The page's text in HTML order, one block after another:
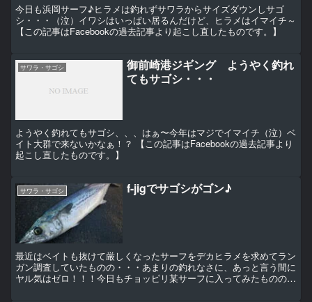
今日も浜岡サーフ♪ヒラメは釣れずサワラからサイズダウンしサゴ
シ・・・（泣）イワシはいっぱい居るんだけど、ヒラメはイマイチ～
【この記事はFacebookの過去記事より起こし直したものです。】
サワラ・サゴシ
御前崎港ジギング ようやく釣れ
てもサゴシ・・・
ようやく釣れてもサゴシ、、、はぁ〜今年はマジでイマイチ（泣）ベ
イト大群で来ないかなぁ！？ 【この記事はFacebookの過去記事より
起こし直したものです。】
サワラ・サゴシ f-jigでサゴシがゴン♪
最近はベイトも抜けて厳しくなったサーフをデカヒラメを求めてラン
ガン調査していたものの・・・あまりの釣れなさに、あっと言う間に
ヤル気はゼロ！！！今日もチョッピリ某サーフに入ってみたものの、